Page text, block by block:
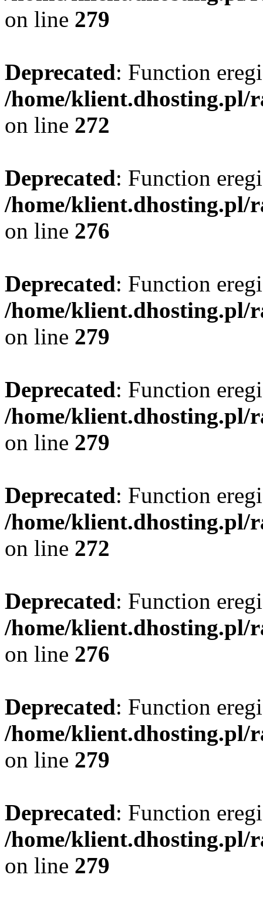
on line 279
Deprecated: Function
/home/klient.dhosting.pl/
on line 272
Deprecated: Function
/home/klient.dhosting.pl/
on line 276
Deprecated: Function
/home/klient.dhosting.pl/
on line 279
Deprecated: Function
/home/klient.dhosting.pl/
on line 279
Deprecated: Function
/home/klient.dhosting.pl/
on line 272
Deprecated: Function
/home/klient.dhosting.pl/
on line 276
Deprecated: Function
/home/klient.dhosting.pl/
on line 279
Deprecated: Function
/home/klient.dhosting.pl/
on line 279